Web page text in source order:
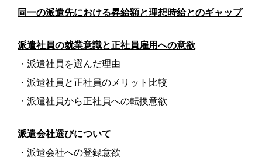
同一の派遣先における昇給額と理想時給とのギャップ
派遣社員の就業意識と正社員雇用への意欲
・派遣社員を選んだ理由
・派遣社員と正社員のメリット比較
・派遣社員から正社員への転換意欲
派遣会社選びについて
・派遣会社への登録意欲